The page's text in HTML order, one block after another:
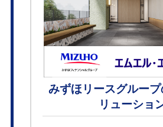
みずほリースグルー
リューショ